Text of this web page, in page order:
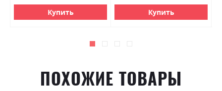
Купить Купить
ПОХОЖИЕ ТОВАРЫ